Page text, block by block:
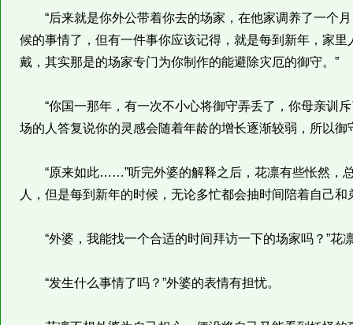
“后来就是你外公带着你去的场家，在他家调养了一个月
候的事情了，但有一件事你应该记得，就是每到新年，家
戴，其实那是的场家专门为你制作的能避除灾厄的御守。”
“你国一那年，有一次不小心将御守弄丢了，你母亲训斥
场的人答复说你的灵感会随着年龄的增长逐渐较弱，所以御
“原来如此……”听完外婆的解释之后，花凛有些怅然，
人，但是每到新年的时候，无论多忙都会抽时间陪着自己和
“外婆，我能找一个合适的时间拜访一下的场家吗？”花
“发生什么事情了吗？”外婆的表情有担忧。